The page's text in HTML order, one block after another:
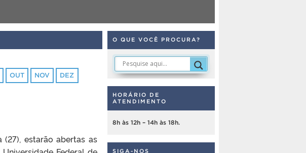
OUT NOV DEZ
estarão abertas as
O QUE VOCÊ PROCURA?
HORÁRIO DE
ATENDIMENTO
8h às 12h – 14h às 18h.
SIGA-NOS